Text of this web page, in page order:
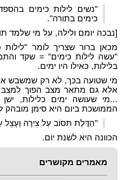
"נשים לילות כימים
כימים בתורה".
[נבכה יומם ולילה, על מי שלמד
מכאן ברור שצריך לומר
"עשה לילות כימים" = שקד
בלילות, כאילו היו ימים.
מי שטועה בכך, לא רק שמשבש את
אלא גם מתאר מצב הפוך למצב
...מי שעושה ימים כלילות,
הממושכת ביום היא סימן מובהק
"הַדֶּלֶת תִּסּוֹב עַל צִירָהּ וְעָצֵל
הכוונה היא לשנת יום.
מאמרים מקושרים